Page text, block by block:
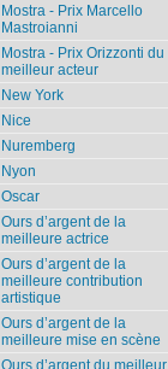
Mostra - Prix Marcello
Mastroianni
Mostra - Prix Orizzonti du
meilleur acteur
New York
Nice
Nuremberg
Nyon
Oscar
Ours d’argent de la
meilleure actrice
Ours d’argent de la
meilleure contribution
artistique
Ours d’argent de la
meilleure mise en scène